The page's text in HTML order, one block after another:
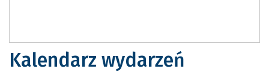
Kalendarz wydarzeń